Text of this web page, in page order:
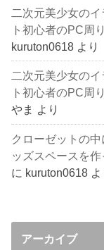
二次元美少女の
ト初心者のPC周
kuruton0618 より
二次元美少女の
ト初心者のPC周
やま より
クローゼットの
ッズスペースを
に kuruton0618 よ
アーカイブ